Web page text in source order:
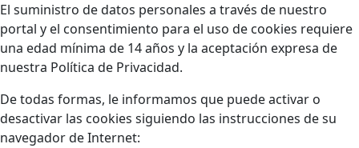
El suministro de datos personales a través de nuestro
portal y el consentimiento para el uso de cookies requiere
una edad mínima de 14 años y la aceptación expresa de
nuestra Política de Privacidad.
De todas formas, le informamos que puede activar o
desactivar las cookies siguiendo las instrucciones de su
navegador de Internet: